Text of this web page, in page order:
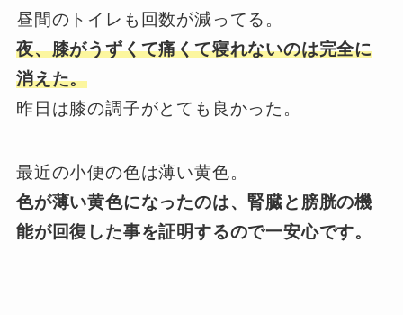
昼間のトイレも回数が減ってる。
夜、膝がうずくて痛くて寝れないのは完全に
消えた。
昨日は膝の調子がとても良かった。
最近の小便の色は薄い黄色。
色が薄い黄色になったのは、腎臓と膀胱の機
能が回復した事を証明するので一安心です。